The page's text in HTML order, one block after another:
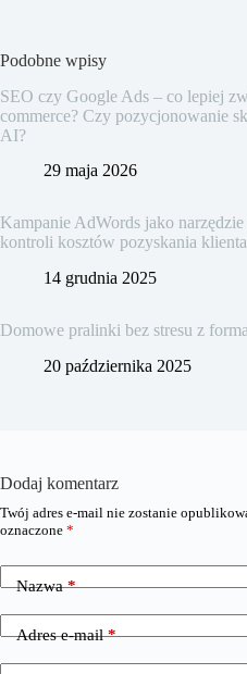
Podobne wpisy
SEO czy Google Ads – co lepiej
commerce? Czy pozycjonowanie
AI?
29 maja 2026
Kampanie AdWords jako
kontroli kosztów pozyskania klienta
14 grudnia 2025
Domowe pralinki bez stresu z
20 października 2025
Dodaj komentarz
Twój adres e-mail nie zostanie
oznaczone *
Nazwa*
Adres e-mail*